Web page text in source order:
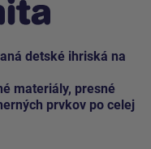
detské ihriská na
materiály, presné
prvkov po celej